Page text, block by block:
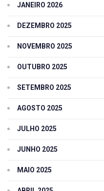
JANEIRO 2026
DEZEMBRO 2025
NOVEMBRO 2025
OUTUBRO 2025
SETEMBRO 2025
AGOSTO 2025
JULHO 2025
JUNHO 2025
MAIO 2025